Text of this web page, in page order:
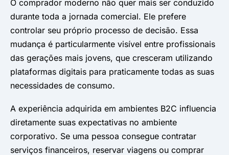
O comprador moderno não quer mais ser conduzido
durante toda a jornada comercial. Ele prefere
controlar seu próprio processo de decisão. Essa
mudança é particularmente visível entre profissionais
das gerações mais jovens, que cresceram utilizando
plataformas digitais para praticamente todas as suas
necessidades de consumo.
A experiência adquirida em ambientes B2C influencia
diretamente suas expectativas no ambiente
corporativo. Se uma pessoa consegue contratar
serviços financeiros, reservar viagens ou comprar